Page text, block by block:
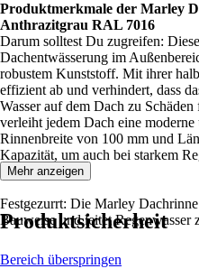
Produktmerkmale der Marley
Anthrazitgrau RAL 7016
Darum solltest Du zugreifen:
Dachentwässerung im
robustem Kunststoff. Mit ihrer
effizient ab und verhindert, dass
Wasser auf dem Dach zu
verleiht jedem Dach eine
Rinnenbreite von 100 mm und
Kapazität, um auch bei starkem
abzuführen.
Festgezurrt: Die Marley
Bauweise und leitet Regenwasser
Mehr anzeigen
Produktsicherheit
Bereich überspringen